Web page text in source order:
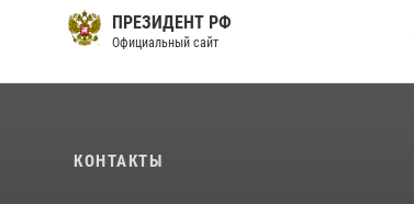
ПРЕЗИДЕНТ РФ
Официальный сайт
КОНТАКТЫ